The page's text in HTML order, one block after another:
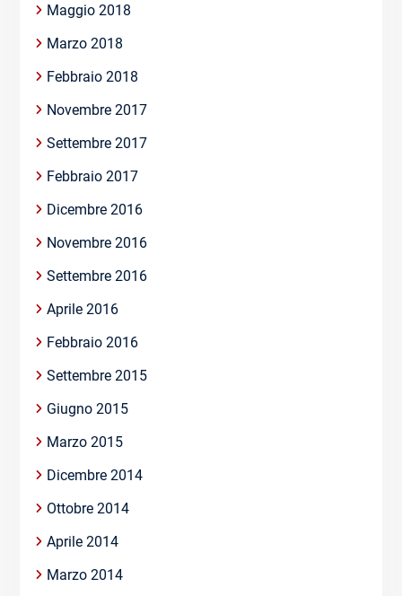
Maggio 2018
Marzo 2018
Febbraio 2018
Novembre 2017
Settembre 2017
Febbraio 2017
Dicembre 2016
Novembre 2016
Settembre 2016
Aprile 2016
Febbraio 2016
Settembre 2015
Giugno 2015
Marzo 2015
Dicembre 2014
Ottobre 2014
Aprile 2014
Marzo 2014